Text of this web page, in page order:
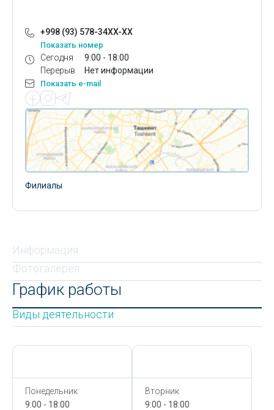
+998 (93) 578-34XX-XX
Показать номер
Сегодня
Перерыв
9:00 - 18:00
Нет информации
Показать e-mail
Филиалы
Информация
Фотогалерея
График работы
Виды деятельности
Понедельник
9:00 - 18:00
Вторник
9:00 - 18:00